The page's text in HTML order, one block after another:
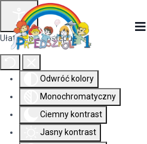
Ułatwienia dostępu
Odwróć kolory
Monochromatyczny
Ciemny kontrast
Jasny kontrast